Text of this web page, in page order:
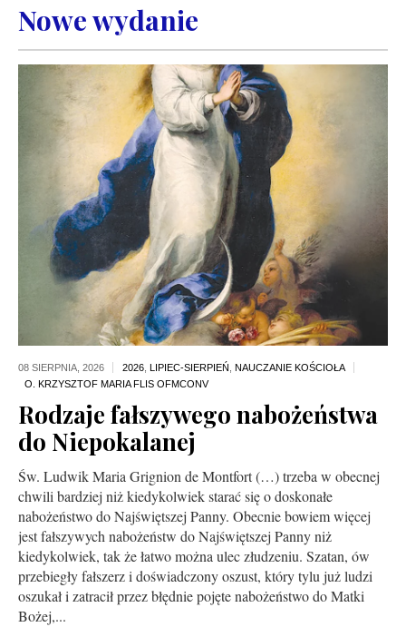
Nowe wydanie
08 SIERPNIA, 2026 2026, LIPIEC-SIERPIEŃ NAUCZANIE KOŚCIOŁA
Rodzaje fałszywego nabożeństwa
do Niepokalanej
Św. Ludwik Maria Grignion de Montfort (…) trzeba w obecnej
chwili bardziej niż kiedykolwiek starać się o doskonałe
nabożeństwo do Najświętszej Panny. Obecnie bowiem więcej
jest fałszywych nabożeństw do Najświętszej Panny niż
kiedykolwiek, tak że łatwo można ulec złudzeniu. Szatan, ów
przebiegły fałszerz i doświadczony oszust, który tylu już ludzi
oszukał i zatracił przez błędnie pojęte nabożeństwo do Matki
Bożej,...